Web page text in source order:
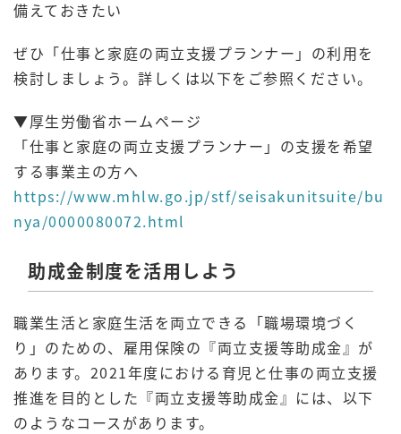
備えておきたい
ぜひ「仕事と家庭の両立支援プランナー」の利用を
検討しましょう。詳しくは以下をご参照ください。
▼厚生労働省ホームページ
「仕事と家庭の両立支援プランナー」の支援を希望
する事業主の方へ
https://www.mhlw.go.jp/stf/seisakunitsuite/bu
nya/0000080072.html
助成金制度を活用しよう
職業生活と家庭生活を両立できる「職場環境づく
り」のための、雇用保険の『両立支援等助成金』が
あります。2021年度における育児と仕事の両立支援
推進を目的とした『両立支援等助成金』には、以下
のようなコースがあります。